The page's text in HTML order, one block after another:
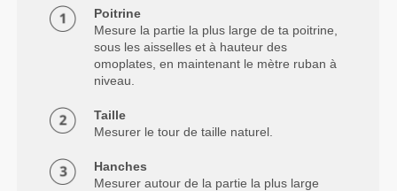
Poitrine
Mesure la partie la plus large de ta poitrine,
sous les aisselles et à hauteur des
omoplates, en maintenant le mètre ruban à
niveau.
Taille
Mesurer le tour de taille naturel.
Hanches
Mesurer autour de la partie la plus large